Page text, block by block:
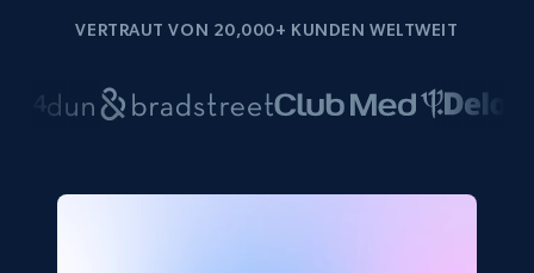
VERTRAUT VON 20,000+ KUNDEN WELTWEIT